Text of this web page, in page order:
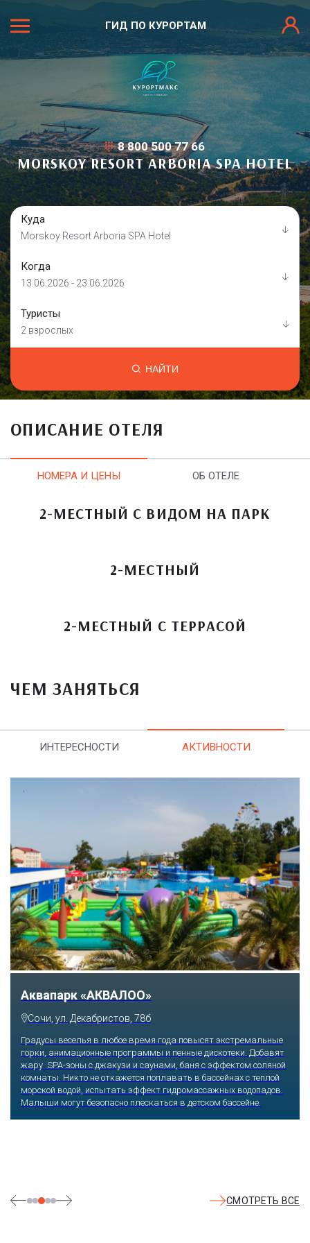
ГИД ПО КУРОРТАМ
8 800 500 77 66
MORSKOY RESORT ARBORIA SPA HOTEL
Куда
Morskoy Resort Arboria SPA Hotel
Когда
13.06.2026 - 23.06.2026
Туристы
2 взрослых
НАЙТИ
ОПИСАНИЕ ОТЕЛЯ
НОМЕРА И ЦЕНЫ ОБ ОТЕЛЕ
2-МЕСТНЫЙ С ВИДОМ НА ПАРК
2-МЕСТНЫЙ
2-МЕСТНЫЙ С ТЕРРАСОЙ
ЧЕМ ЗАНЯТЬСЯ
ИНТЕРЕСНОСТИ АКТИВНОСТИ
Аквапарк «АКВАЛОО»
Сочи, ул. Декабристов, 78б
Градусы веселья в любое время года повысят экстремальные
горки, анимационные программы и пенные дискотеки. Добавят
жару SPA-зоны с джакузи и саунами, баня с эффектом соляной
комнаты. Никто не откажется поплавать в бассейнах с теплой
морской водой, испытать эффект гидромассажных водопадов.
Малыши могут безопасно плескаться в детском бассейне.
СМОТРЕТЬ ВСЕ